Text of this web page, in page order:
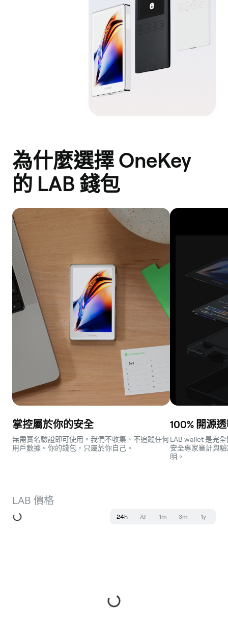
為什麼選擇 OneKey
的 LAB 錢包
掌控屬於你的安全
無需實名驗證即可使用。我們不收集、不追蹤任何
用戶數據。你的錢包，只屬於你自己。
100% 開源
LAB wallet 是完
安全專家審計與
明。
LAB 價格
24h 7d 1m 3m 1y